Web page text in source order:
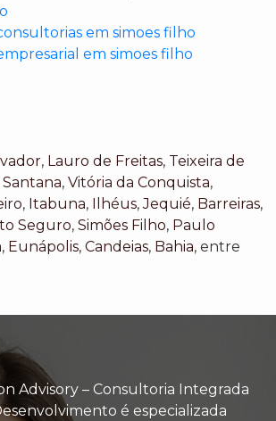
em simoes filho
em simoes filho
, Lauro de Freitas, Teixeira de
Santana, Vitória da Conquista,
, Itabuna, Ilhéus,Jequié, Barreiras,
Seguro, Simões Filho, Paulo
, Eunápolis, Candeias, Bahia, entre
Advisory – Consultoria Integrada
é especializada